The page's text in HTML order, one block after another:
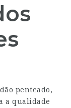
penteado,
a qualidade